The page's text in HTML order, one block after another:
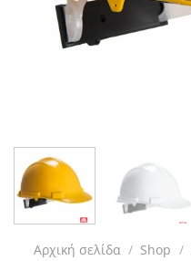
Αρχική σελίδα / Shop /